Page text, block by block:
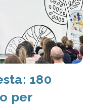
180
per